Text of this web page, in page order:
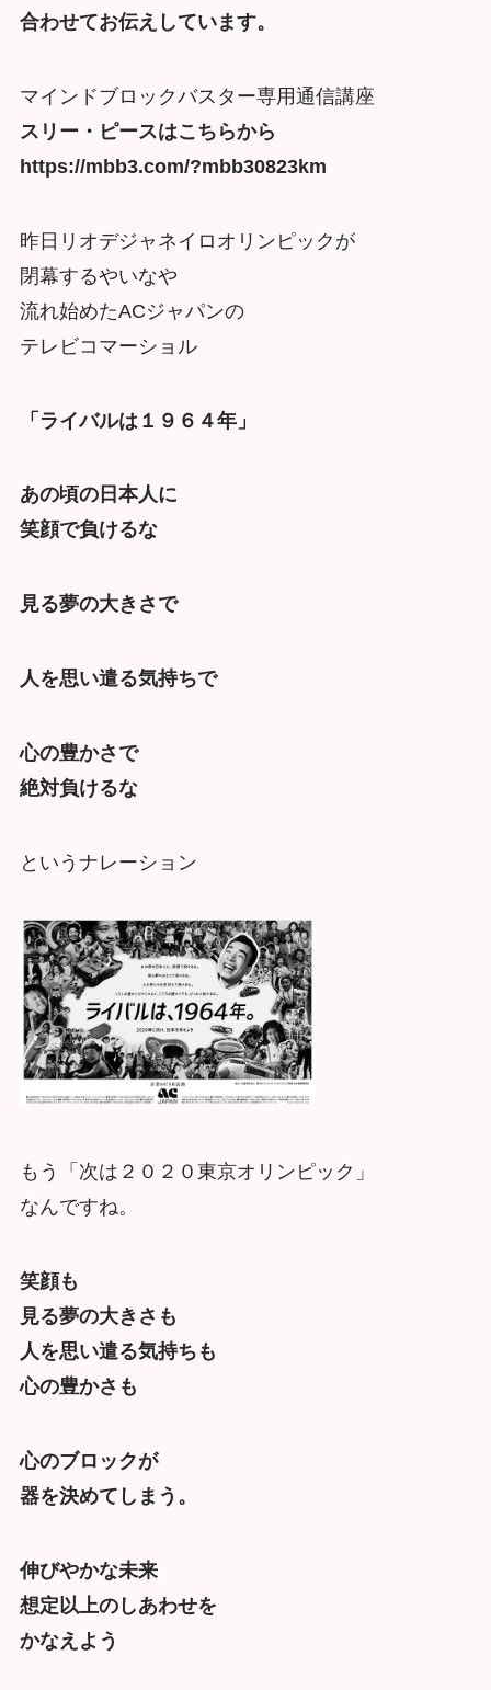
合わせてお伝えしています。
マインドブロックバスター専用通信講座
スリー・ピースはこちらから
https://mbb3.com/?mbb30823km
昨日リオデジャネイロオリンピックが
閉幕するやいなや
流れ始めたACジャパンの
テレビコマーショル
「ライバルは１９６４年」
あの頃の日本人に
笑顔で負けるな
見る夢の大きさで
人を思い遣る気持ちで
心の豊かさで
絶対負けるな
というナレーション
もう「次は２０２０東京オリンピック」
なんですね。
笑顔も
見る夢の大きさも
人を思い遣る気持ちも
心の豊かさも
心のブロックが
器を決めてしまう。
伸びやかな未来
想定以上のしあわせを
かなえよう